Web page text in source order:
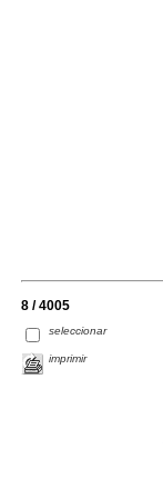
8 / 4005
seleccionar
imprimir